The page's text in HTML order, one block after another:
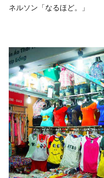
ネルソン「なるほど。」